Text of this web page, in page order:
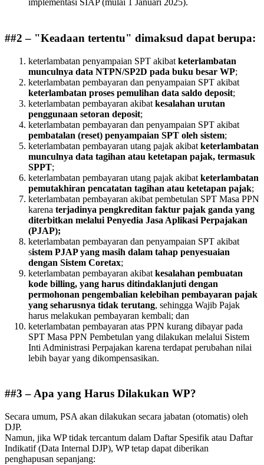
implementasi SIAP (mulai 1 Januari 2025).
##2 – "Keadaan tertentu" dimaksud dapat berupa:
keterlambatan penyampaian SPT akibat keterlambatan
munculnya data NTPN/SP2D pada buku besar WP;
keterlambatan pembayaran dan penyampaian SPT akibat
keterlambatan proses pemulihan data saldo deposit;
keterlambatan pembayaran akibat kesalahan urutan
penggunaan setoran deposit;
keterlambatan pembayaran dan penyampaian SPT akibat
pembatalan (reset) penyampaian SPT oleh sistem;
keterlambatan pembayaran utang pajak akibat keterlambatan
munculnya data tagihan atau ketetapan pajak, termasuk
SPPT;
keterlambatan pembayaran utang pajak akibat keterlambatan
pemutakhiran pencatatan tagihan atau ketetapan pajak;
keterlambatan pembayaran akibat pembetulan SPT Masa PPN
karena terjadinya pengkreditan faktur pajak ganda yang
diterbitkan melalui Penyedia Jasa Aplikasi Perpajakan
(PJAP);
keterlambatan pembayaran dan penyampaian SPT akibat
sistem PJAP yang masih dalam tahap penyesuaian
dengan Sistem Coretax;
keterlambatan pembayaran akibat kesalahan pembuatan
kode billing, yang harus ditindaklanjuti dengan
permohonan pengembalian kelebihan pembayaran pajak
yang seharusnya tidak terutang, sehingga Wajib Pajak
harus melakukan pembayaran kembali; dan
keterlambatan pembayaran atas PPN kurang dibayar pada
SPT Masa PPN Pembetulan yang dilakukan melalui Sistem
Inti Administrasi Perpajakan karena terdapat perubahan nilai
lebih bayar yang dikompensasikan.
##3 – Apa yang Harus Dilakukan WP?
Secara umum, PSA akan dilakukan secara jabatan (otomatis) oleh
DJP.
Namun, jika WP tidak tercantum dalam Daftar Spesifik atau Daftar
Indikatif (Data Internal DJP), WP tetap dapat diberikan
penghapusan sepanjang: